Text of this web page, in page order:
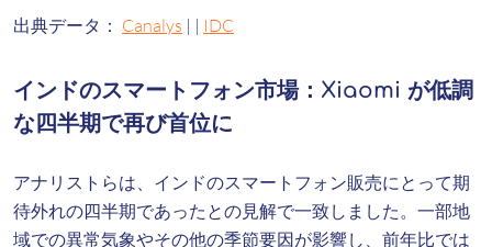
出典データ： Canalys | | IDC
インドのスマートフォン市場：Xiaomi が低調
な四半期で再び首位に
アナリストらは、インドのスマートフォン販売にとって期
待外れの四半期であったとの見解で一致しました。一部地
域での異常気象やその他の季節要因が影響し、前年比では